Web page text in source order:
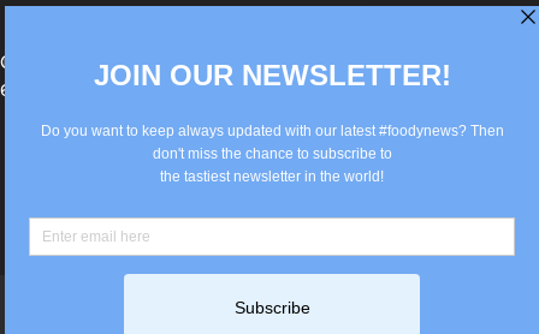
®Berlin Italian Communication 2022 +49(0)30
62867442
info@old.true-italian.com
Privacy Policy